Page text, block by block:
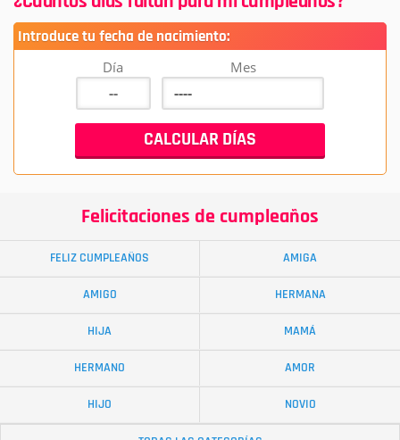
Introduce tu fecha de nacimiento:
Día Mes
Felicitaciones de cumpleaños
FELIZ CUMPLEAÑOS AMIGA
AMIGO HERMANA
HIJA MAMÁ
HERMANO AMOR
HIJO NOVIO